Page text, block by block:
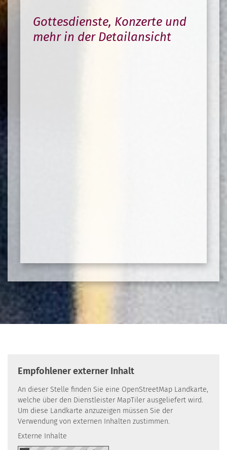
Gottesdienste, Konzerte und
mehr in der Detailansicht
Empfohlener externer Inhalt
An dieser Stelle finden Sie eine OpenStreetMap Landkarte,
welche über den Dienstleister MapTiler ausgeliefert wird.
Um diese Landkarte anzuzeigen müssen Sie der
Verwendung von externen Inhalten zustimmen.
Externe Inhalte